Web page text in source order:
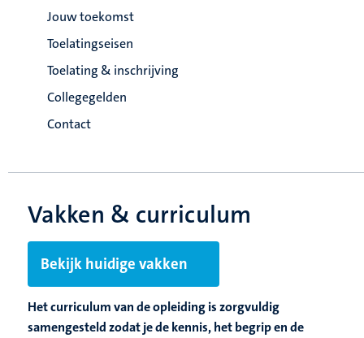
Jouw toekomst
Toelatingseisen
Toelating & inschrijving
Collegegelden
Contact
Vakken & curriculum
Bekijk huidige vakken
Het curriculum van de opleiding is zorgvuldig
samengesteld zodat je de kennis, het begrip en de